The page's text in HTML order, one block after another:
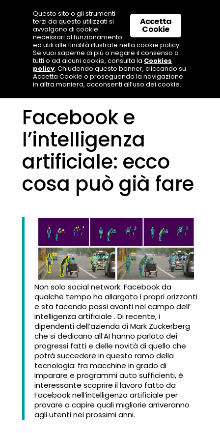
Facebook e
l’intelligenza
artificiale: ecco
cosa può già fare
Non solo social network: Facebook da
qualche tempo ha allargato i propri orizzonti
e sta facendo passi avanti nel campo dell’
intelligenza artificiale . Di recente, i
dipendenti dell’azienda di Mark Zuckerberg
che si dedicano all’AI hanno parlato dei
progressi fatti e delle novità di quello che
potrà succedere in questo ramo della
tecnologia: fra macchine in grado di
imparare e programmi auto sufficienti, è
interessante scoprire il lavoro fatto da
Facebook nell’intelligenza artificiale per
provare a capire quali migliorie arriveranno
agli utenti nei prossimi anni.
Accetta
Cookie
Questo sito o gli strumenti
terzi da questo utilizzati si
avvalgono di cookie
necessari al funzionamento
ed utili alle finalità illustrate nella cookie policy.
Se vuoi saperne di più o negare il consenso a
tutti o ad alcuni cookie, consulta la Cookies
policy. Chiudendo questo banner, cliccando su
Accetta Cookie o proseguendo la navigazione
in altra maniera, acconsenti all’uso dei cookie.